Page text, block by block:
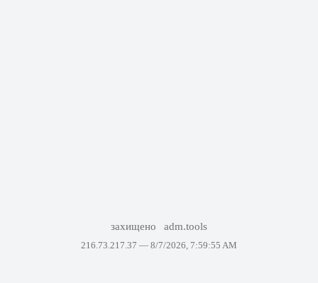
захищено adm.tools
216.73.217.37 — 8/7/2026, 7:59:55 AM